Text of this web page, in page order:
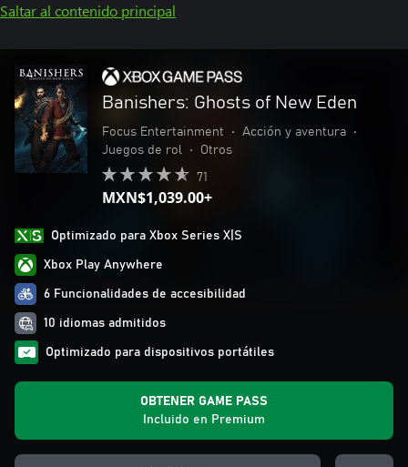
Saltar al contenido principal
Banishers: Ghosts of New Eden
Focus Entertainment • Acción y aventura
•
Juegos de rol
• Otros
71
MXN$1,039.00+
Optimizado para Xbox Series X|S
Xbox Play Anywhere
6 Funcionalidades de accesibilidad
10 idiomas admitidos
Optimizado para dispositivos portátiles
OBTENER GAME PASS
Incluido en Premium